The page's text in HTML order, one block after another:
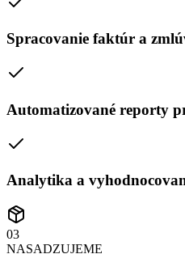
Spracovanie faktúr a
Automatizované reporty
Analytika a
03
NASADZUJEME